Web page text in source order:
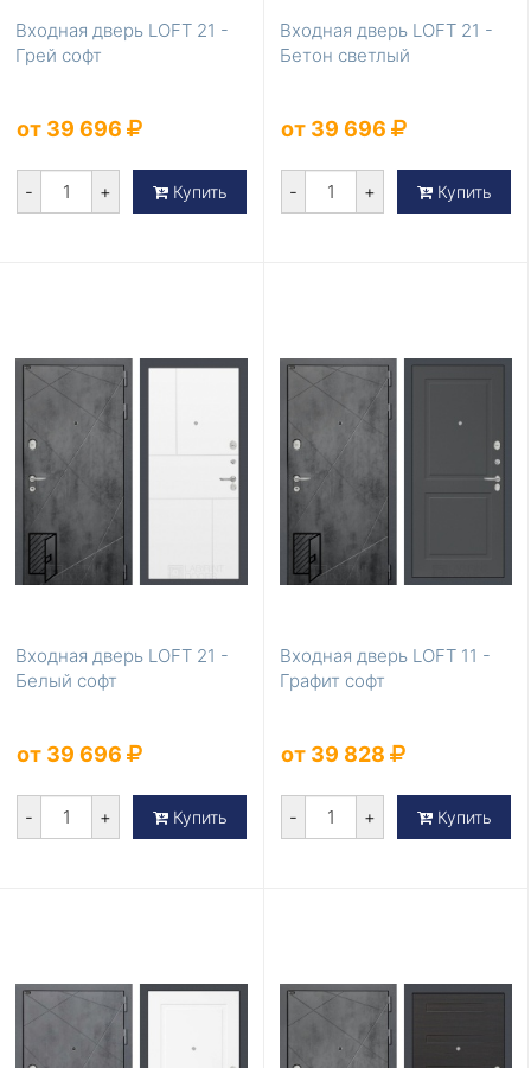
Входная дверь LOFT 21 -
Грей софт
от 39 696
- + Купить
Входная дверь LOFT 21 -
Бетон светлый
от 39 696
- + Купить
Входная дверь LOFT 21 -
Белый софт
от 39 696
- + Купить
Входная дверь LOFT 11 -
Графит софт
от 39 828
- + Купить